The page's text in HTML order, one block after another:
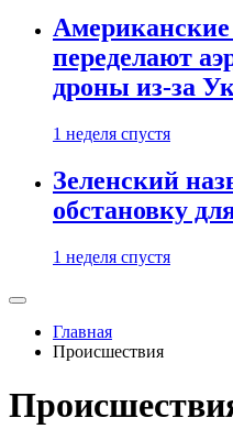
переделают
дроны из-за
1 неделя спустя
Зеленский
обстановку
1 неделя спустя
Главная
Происшествия